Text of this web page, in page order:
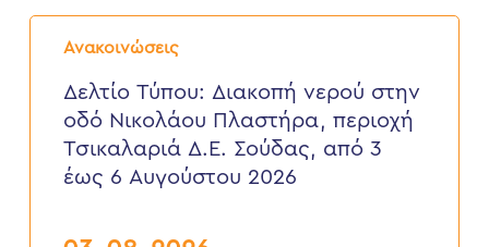
Ανακοινώσεις
Δελτίο
Τύπου:
νερού
στην
Νικολάου
Πλαστήρα,
περιοχή
Σούδας,
Δελτίο Τύπου: Διακοπή νερού στην
οδό Νικολάου Πλαστήρα, περιοχή
Τσικαλαριά Δ.Ε. Σούδας, από 3
έως 6 Αυγούστου 2026